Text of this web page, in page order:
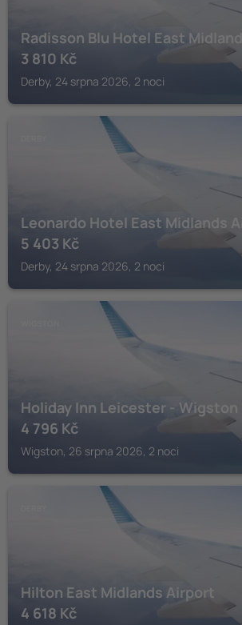
Radisson Blu Hotel East
3 810 Kč
Derby, 24 srpna 2026, 2 noci
Leonardo Hotel East Midlands
5 403 Kč
Derby, 24 srpna 2026, 2 noci
Holiday Inn Leicester - Wigston
4 796 Kč
Wigston, 26 srpna 2026, 2 noci
Hilton East Midlands Airport
4 618 Kč